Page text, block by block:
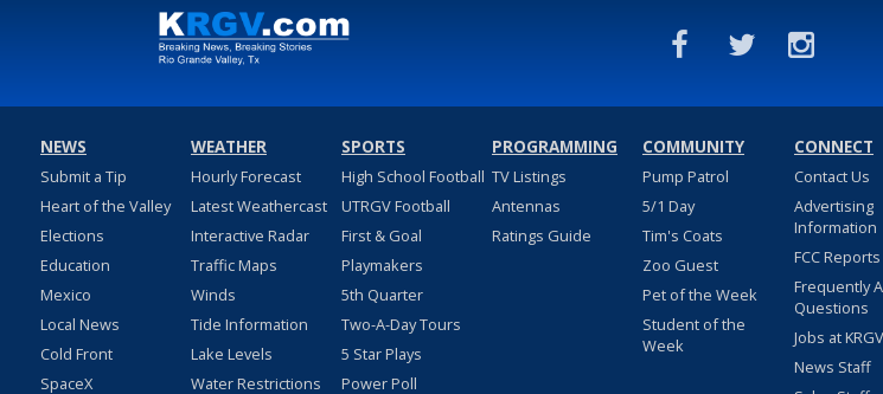
NEWS
Submit a Tip
Heart of the Valley
Elections
Education
Mexico
Local News
Cold Front
SpaceX
WEATHER
Hourly Forecast
Latest Weathercast
Interactive Radar
Traffic Maps
Winds
Tide Information
Lake Levels
Water Restrictions
SPORTS
High School Football
UTRGV Football
First & Goal
Playmakers
5th Quarter
Two-A-Day Tours
5 Star Plays
Power Poll
PROGRAMMING
TV Listings
Antennas
Ratings Guide
COMMUNITY
Pump Patrol
5/1 Day
Tim's Coats
Zoo Guest
Pet of the Week
Student of the
Week
CONNECT
Contact Us
Advertising
Information
FCC Reports
Frequently
Questions
Jobs at KRGV
News Staff